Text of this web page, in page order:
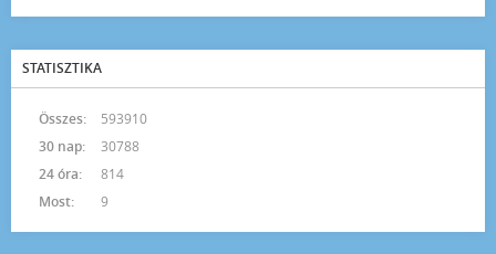
STATISZTIKA
Most: 9
Összes:
593910
30 nap:
30788
24 óra:
814